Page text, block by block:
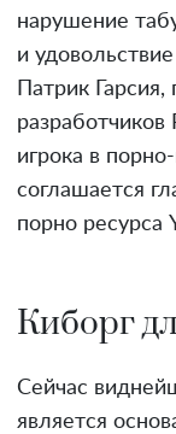
нарушение
и
Патрик
игрока в
соглашается
порно ресурса
Киборг
Сейчас
является